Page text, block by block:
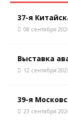
37-я
08 сентября
Выставка
12 сентября
39-я
23 сентября